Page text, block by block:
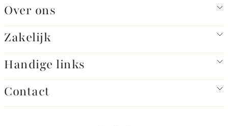
Over ons
Zakelijk
Handige links
Contact